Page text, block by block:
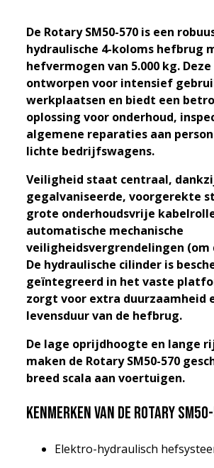
De Rotary SM50-570 is een
hydraulische 4-koloms hefbrug
hefvermogen van 5.000 kg.
ontworpen voor intensief
werkplaatsen en biedt een
oplossing voor onderhoud,
algemene reparaties aan
lichte bedrijfswagens.
Veiligheid staat centraal,
gegalvaniseerde, voorgerekte
grote onderhoudsvrije
automatische mechanische
veiligheidsvergrendelingen (om
De hydraulische cilinder is
geïntegreerd in het vaste
zorgt voor extra duurzaamheid
levensduur van de hefbrug.
De lage oprijdhoogte en lange
maken de Rotary SM50-570
breed scala aan voertuigen.
Kenmerken van de Rotary
Elektro-hydraulisch